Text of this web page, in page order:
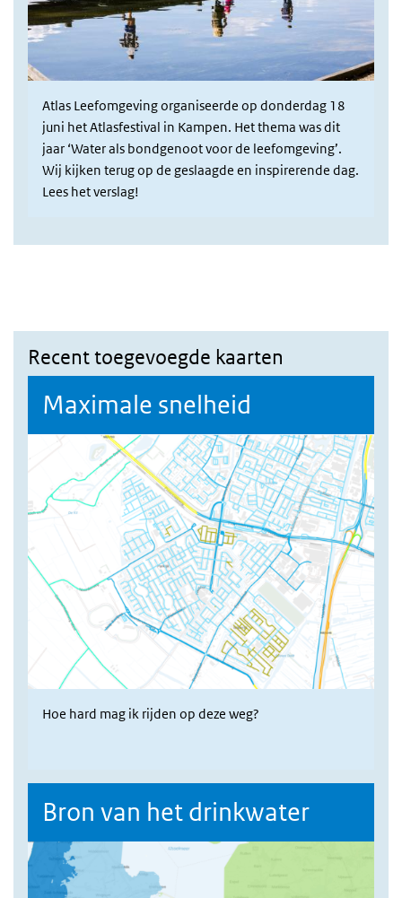
Atlas Leefomgeving organiseerde op donderdag 18
juni het Atlasfestival in Kampen. Het thema was dit
jaar ‘Water als bondgenoot voor de leefomgeving’.
Wij kijken terug op de geslaagde en inspirerende dag.
Lees het verslag!
Recent toegevoegde kaarten
Maximale snelheid
Hoe hard mag ik rijden op deze weg?
Bron van het drinkwater